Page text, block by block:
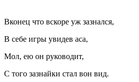
Вконец что вскоре уж зазнался,
В себе игры увидев аса,
Мол, ею он руководит,
С того зазнайки стал вон вид.